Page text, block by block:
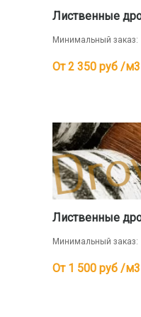
Лиственные
Минимальный заказ:
От 2 350 руб /м3
Лиственные
Минимальный заказ:
От 1 500 руб /м3